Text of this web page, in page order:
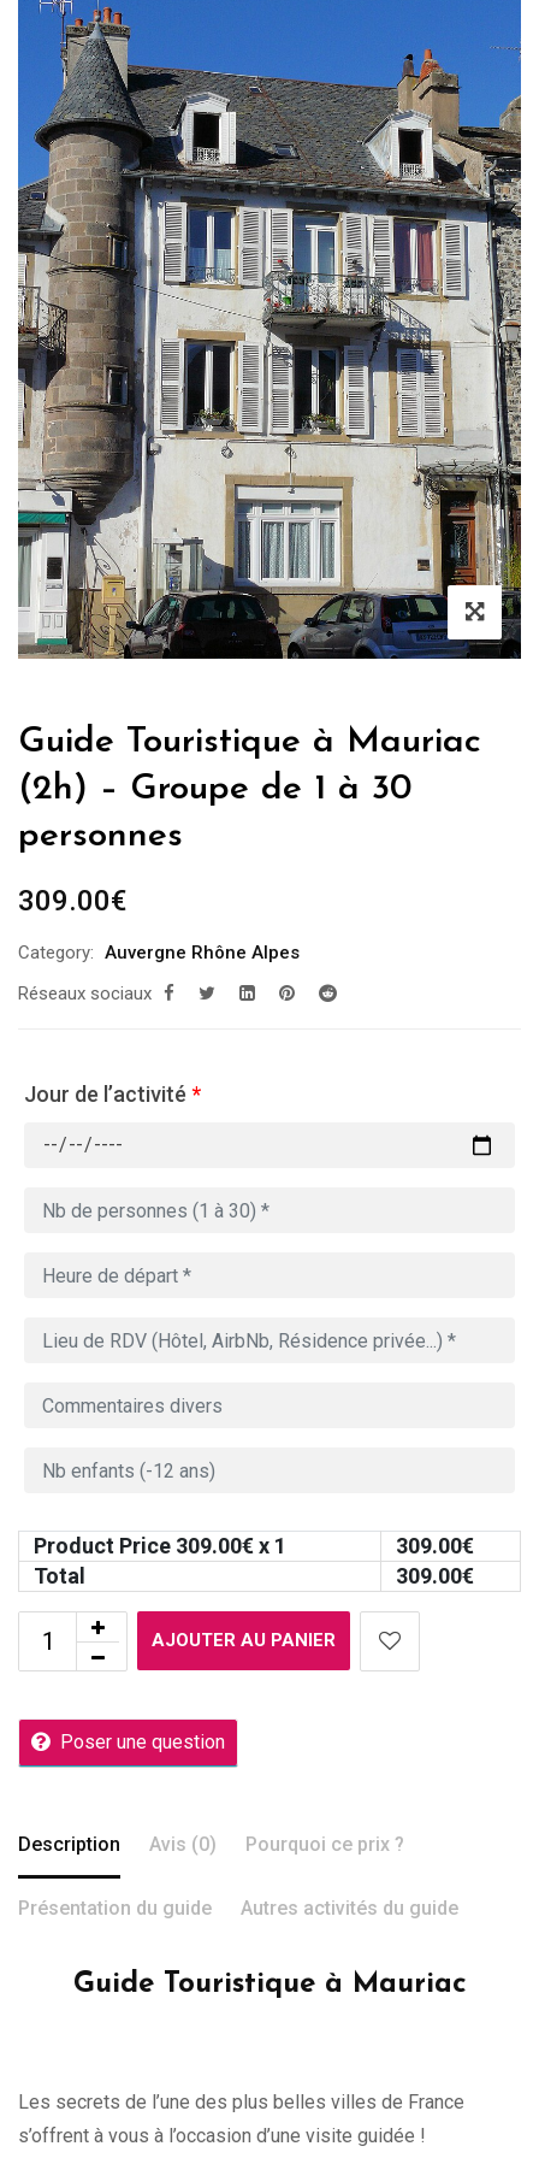
Guide Touristique à Mauriac
(2h) – Groupe de 1 à 30
personnes
309.00€
Category: Auvergne Rhône Alpes
Réseaux sociaux
Jour de l’activité *
Product Price 309.00€ x 1 309.00€
Total
309.00€
AJOUTER AU PANIER
Poser une question
Description Avis (0) Pourquoi ce prix ?
Présentation du guide Autres activités du guide
Guide Touristique à Mauriac
Les secrets de l’une des plus belles villes de France
s’offrent à vous à l’occasion d’une visite guidée !